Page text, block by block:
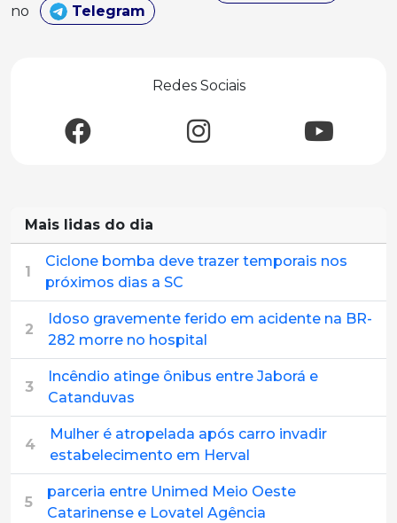
no
Telegram
Redes Sociais
Mais lidas do dia
1
Ciclone bomba deve trazer temporais nos
próximos dias a SC
2
Idoso gravemente ferido em acidente na BR-
282 morre no hospital
3
Incêndio atinge ônibus entre Jaborá e
Catanduvas
4
Mulher é atropelada após carro invadir
estabelecimento em Herval
5
parceria entre Unimed Meio Oeste
Catarinense e Lovatel Agência